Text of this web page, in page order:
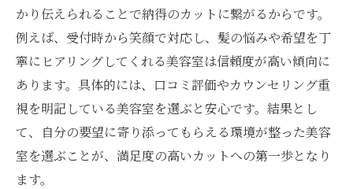
かり伝えられることで納得のカットに繋がるからです。
例えば、受付時から笑顔で対応し、髪の悩みや希望を丁
寧にヒアリングしてくれる美容室は信頼度が高い傾向に
あります。具体的には、口コミ評価やカウンセリング重
視を明記している美容室を選ぶと安心です。結果とし
て、自分の要望に寄り添ってもらえる環境が整った美容
室を選ぶことが、満足度の高いカットへの第一歩となり
ます。